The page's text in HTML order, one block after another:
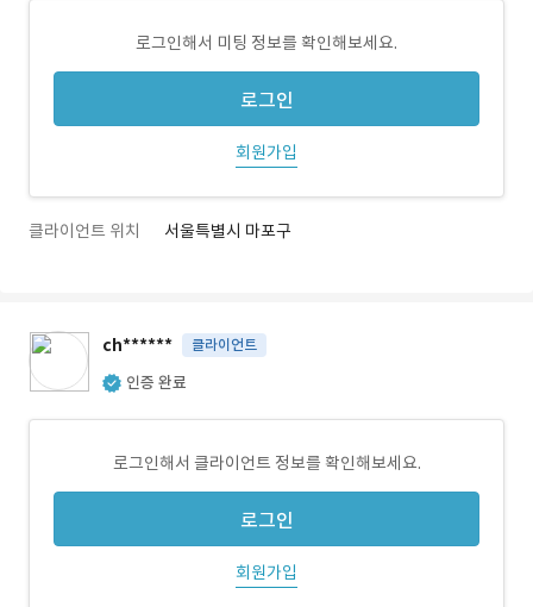
로그인해서 미팅 정보를 확인해보세요.
로그인
회원가입
클라이언트 위치 서울특별시 마포구
ch****** 클라이언트
인증 완료
로그인해서 클라이언트 정보를 확인해보세요.
로그인
회원가입